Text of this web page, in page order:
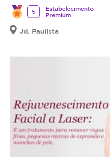
5
Estabelecimento
Premium
Jd. Paulista